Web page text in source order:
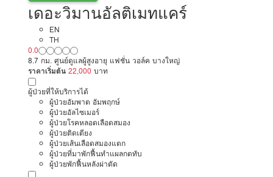
เดอะวิมานอัลติเมทแคร์
EN
TH
0.0
8.7 กม. ศูนย์ดูแลผู้สูงอายุ แฟชั่น วอล์ค บางใหญ่
ราคาเริ่มต้น 22,000 บาท
ผู้ป่วยที่ให้บริการได้
ผู้ป่วยอัมพาต อัมพฤกษ์
ผู้ป่วยอัลไซเมอร์
ผู้ป่วยโรคหลอดเลือดสมอง
ผู้ป่วยติดเตียง
ผู้ป่วยเส้นเลือดสมองแตก
ผู้ป่วยที่มาพักฟื้นทำแผลกดทับ
ผู้ป่วยพักฟื้นหลังผ่าตัด